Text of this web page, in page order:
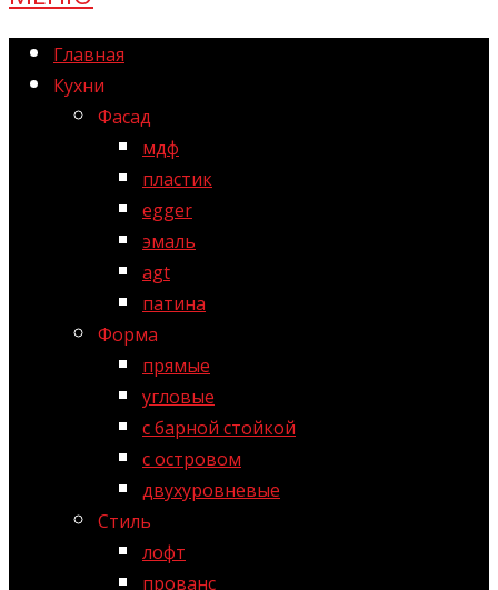
Главная
Кухни
Фасад
мдф
пластик
egger
эмаль
agt
патина
Форма
прямые
угловые
с барной стойкой
с островом
двухуровневые
Стиль
лофт
прованс